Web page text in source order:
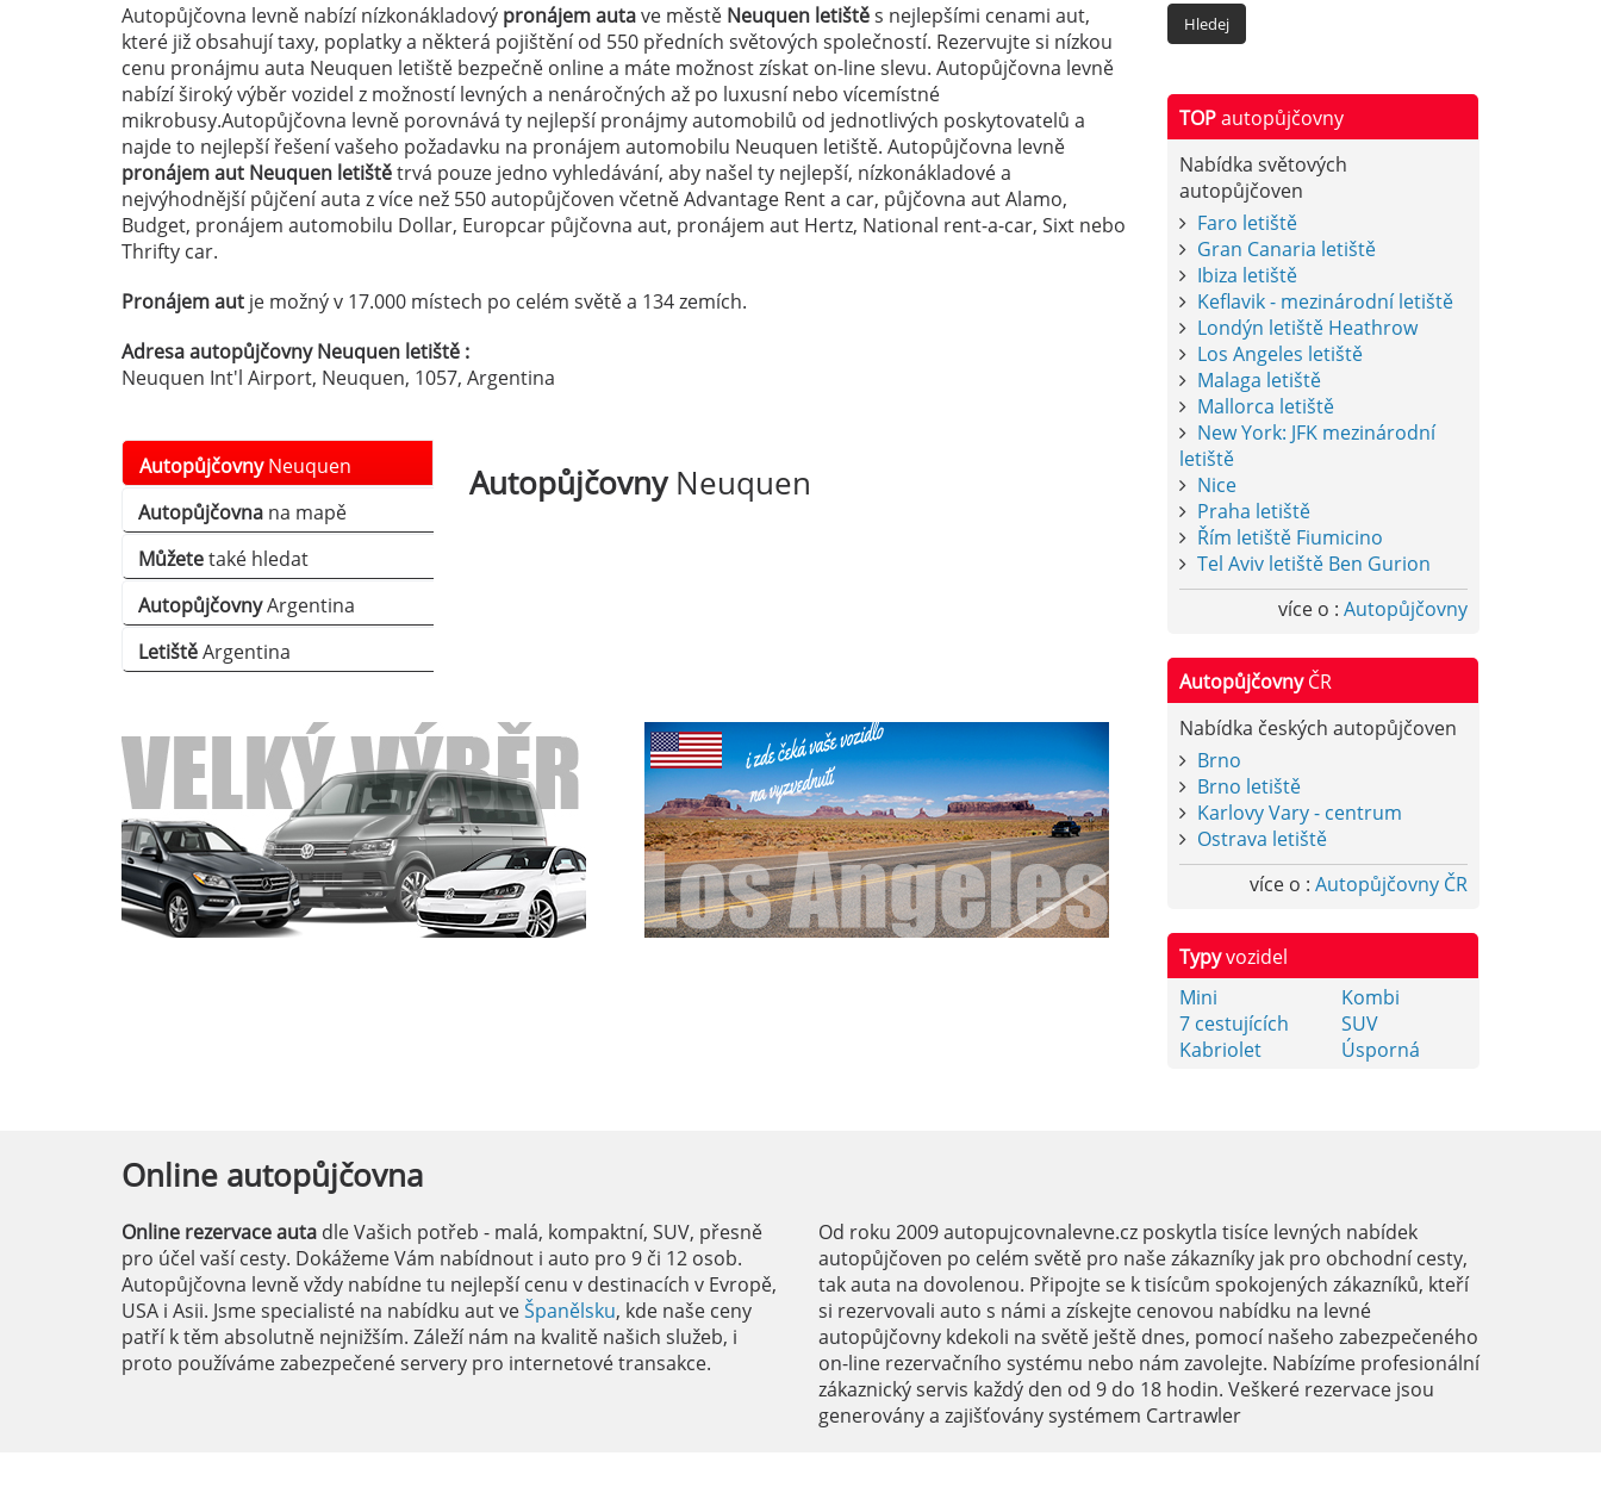
Autopůjčovna levně nabízí nízkonákladový pronájem autave městě Neuquen letištěs nejlepšími cenami aut,
které již obsahují taxy, poplatky a některá pojištění od 550 předních světových společností. Rezervujte si nízkou
cenu pronájmu auta Neuquen letiště bezpečně online a máte možnost získat on-line slevu. Autopůjčovna levně
nabízí široký výběr vozidel z možností levných a nenáročných až po luxusní nebo vícemístné
mikrobusy.Autopůjčovna levně porovnává ty nejlepší pronájmy automobilů od jednotlivých poskytovatelů a
najde to nejlepší řešení vašeho požadavku na pronájem automobilu Neuquen letiště. Autopůjčovna levně
pronájem aut Neuquen letištětrvá pouze jedno vyhledávání, aby našel ty nejlepší, nízkonákladové a
nejvýhodnější půjčení auta z více než 550 autopůjčoven včetně Advantage Rent a car, půjčovna aut Alamo,
Budget, pronájem automobilu Dollar, Europcar půjčovna aut, pronájem aut Hertz, National rent-a-car, Sixt nebo
Thrifty car.
Pronájem aut je možný v 17.000 místech po celém světě a 134 zemích.
Adresa autopůjčovny Neuquen letiště :
Neuquen Int'l Airport, Neuquen, 1057, Argentina
AutopůjčovnyNeuquen
Autopůjčovna na mapě
Můžetetaké hledat
AutopůjčovnyArgentina
LetištěArgentina
AutopůjčovnyNeuquen
TOPautopůjčovny
Nabídka světových
autopůjčoven
Faro letiště
Gran Canaria letiště
Ibiza letiště
Keflavik - mezinárodní letiště
Londýn letiště Heathrow
Los Angeles letiště
Malaga letiště
Mallorca letiště
New York: JFK mezinárodní
letiště
Nice
Praha letiště
Řím letiště Fiumicino
Tel Aviv letiště Ben Gurion
více o : Autopůjčovny
AutopůjčovnyČR
Nabídka českých autopůjčoven
Brno
Brno letiště
Karlovy Vary - centrum
Ostrava letiště
více o : Autopůjčovny ČR
Typyvozidel
Mini
Kombi
7 cestujících
SUV
Kabriolet
Úsporná
Online autopůjčovna
Online rezervace auta dle Vašich potřeb - malá, kompaktní, SUV, přesně
pro účel vaší cesty. Dokážeme Vám nabídnout i auto pro 9 či 12 osob.
Autopůjčovna levně vždy nabídne tu nejlepší cenu v destinacích v Evropě,
USA i Asii. Jsme specialisté na nabídku aut veŠpanělsku, kde naše ceny
patří k těm absolutně nejnižším. Záleží nám na kvalitě našich služeb, i
proto používáme zabezpečené servery pro internetové transakce.
Od roku 2009 autopujcovnalevne.cz poskytla tisíce levných nabídek
autopůjčoven po celém světě pro naše zákazníky jak pro obchodní cesty,
tak auta na dovolenou. Připojte se k tisícům spokojených zákazníků, kteří
si rezervovali auto s námi a získejte cenovou nabídku na levné
autopůjčovny kdekoli na světě ještě dnes, pomocí našeho zabezpečeného
on-line rezervačního systému nebo nám zavolejte. Nabízíme profesionální
zákaznický servis každý den od 9 do 18 hodin. Veškeré rezervace jsou
generovány a zajišťovány systémem Cartrawler